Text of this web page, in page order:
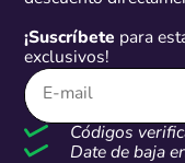
¡Suscríbete para
exclusivos!
Códigos
Date de baja